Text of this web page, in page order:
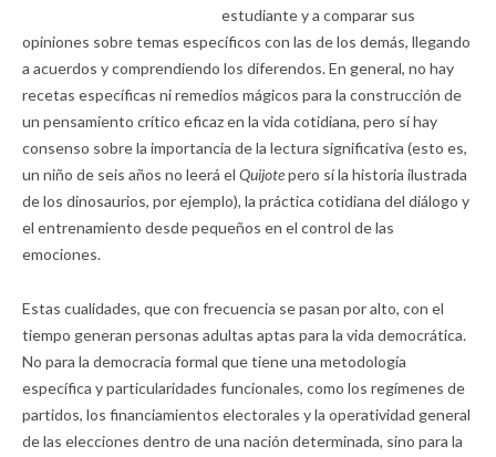
estudiante y a comparar sus
opiniones sobre temas específicos con las de los demás, llegando
a acuerdos y comprendiendo los diferendos. En general, no hay
recetas específicas ni remedios mágicos para la construcción de
un pensamiento crítico eficaz en la vida cotidiana, pero sí hay
consenso sobre la importancia de la lectura significativa (esto es,
un niño de seis años no leerá el Quijotepero sí la historia ilustrada
de los dinosaurios, por ejemplo), la práctica cotidiana del diálogo y
el entrenamiento desde pequeños en el control de las
emociones.
Estas cualidades, que con frecuencia se pasan por alto, con el
tiempo generan personas adultas aptas para la vida democrática.
No para la democracia formal que tiene una metodología
específica y particularidades funcionales, como los regímenes de
partidos, los financiamientos electorales y la operatividad general
de las elecciones dentro de una nación determinada, sino para la